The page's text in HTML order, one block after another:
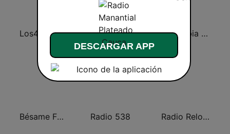
Los40 Tropicana Medellín Colombia Bohemia
Bésame FM Armenia Radio 538 Radio Reloj Cali 1110 AM
DESCARGAR APP